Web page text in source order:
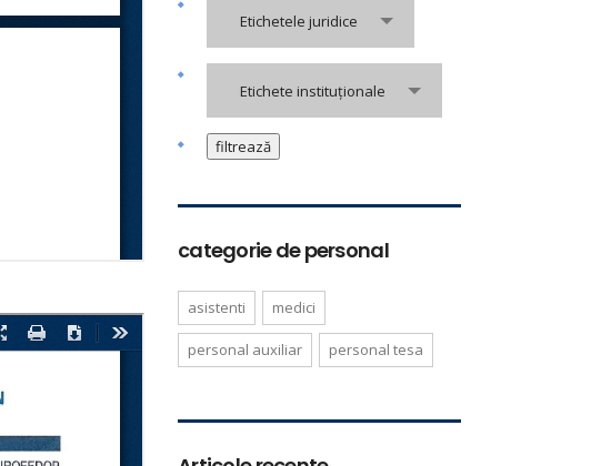
Etichetele juridice
Etichete instituționale
categorie de personal
asistenti medici
personal auxiliar personal tesa